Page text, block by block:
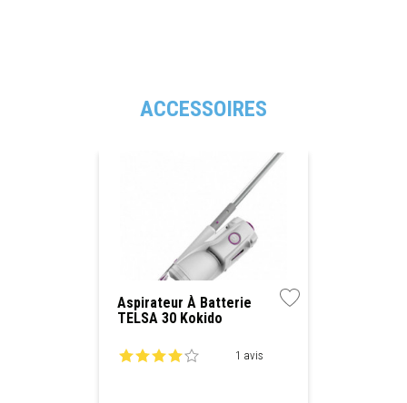
ACCESSOIRES
Aspirateur À Batterie
TELSA 30 Kokido
1 avis